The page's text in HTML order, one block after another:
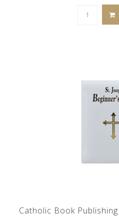
Catholic Book